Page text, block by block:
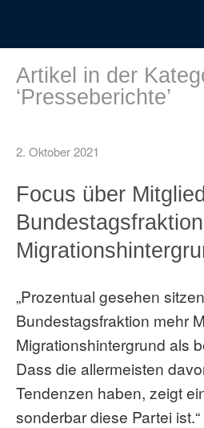
Artikel in der
‘Presseberichte’
2. Oktober 2021
Focus über
„Prozentual gesehen
Bundestagsfraktion mehr
Migrationshintergrund als
Dass die allermeisten
Tendenzen haben, zeigt
sonderbar diese Partei